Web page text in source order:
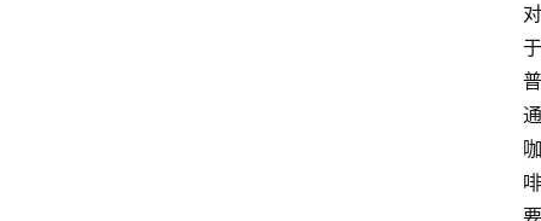
对
于
普
通
咖
啡
要